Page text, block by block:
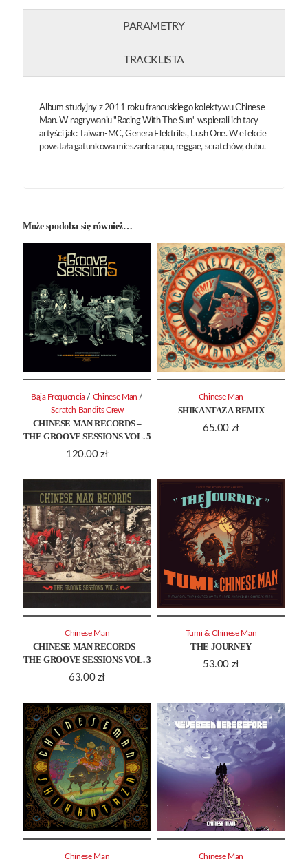
PARAMETRY
TRACKLISTA
Album studyjny z 2011 roku francuskiego kolektywu Chinese
Man. W nagrywaniu "Racing With The Sun" wspierali ich tacy
artyści jak: Taiwan-MC, Genera Elektriks, Lush One. W efekcie
powstała gatunkowa mieszanka rapu, reggae, scratchów, dubu.
Może spodoba się również…
CHINESE MAN RECORDS –
THE GROOVE SESSIONS VOL. 5
120.00 zł
Baja Frequencia / Chinese Man /
Scratch Bandits Crew
SHIKANTAZA REMIX
65.00 zł
Chinese Man
CHINESE MAN RECORDS –
THE GROOVE SESSIONS VOL. 3
63.00 zł
Chinese Man
THE JOURNEY
53.00 zł
Tumi & Chinese Man
Chinese Man Chinese Man